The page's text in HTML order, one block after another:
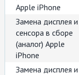
Apple iPhone
Замена дисплея и
сенсора в сборе
(аналог) Apple
iPhone
Замена дисплея и